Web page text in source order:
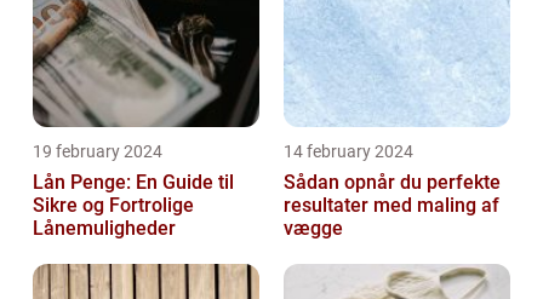
19 february 2024
Lån Penge: En Guide til
Sikre og Fortrolige
Lånemuligheder
14 february 2024
Sådan opnår du perfekte
resultater med maling af
vægge